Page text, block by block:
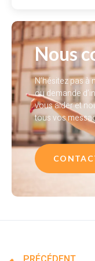
Nous
N’hésitez pas
ou demande
vous aider et
tous vos